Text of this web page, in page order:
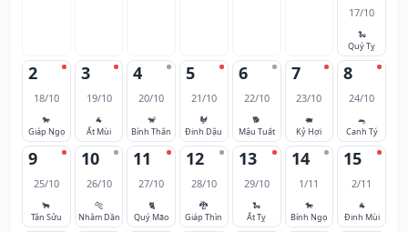
17/10
🐍
Quý Tỵ
2
18/10
🐎
Giáp Ngọ
3
19/10
🐐
Ất Mùi
4
20/10
🐒
Bính Thân
5
21/10
🐓
Đinh Dậu
6
22/10
🐕
Mậu Tuất
7
23/10
🐖
Kỷ Hợi
8
24/10
🐀
Canh Tý
9
25/10
🐂
Tân Sửu
10
26/10
🐅
Nhâm Dần
11
27/10
🐈
Quý Mão
12
28/10
🐉
Giáp Thìn
13
29/10
🐍
Ất Tỵ
14
1/11
🐎
Bính Ngọ
15
2/11
🐐
Đinh Mùi